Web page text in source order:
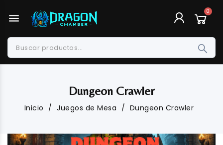
menu
Dungeon Crawler
Inicio Juegos de Mesa Dungeon Crawler